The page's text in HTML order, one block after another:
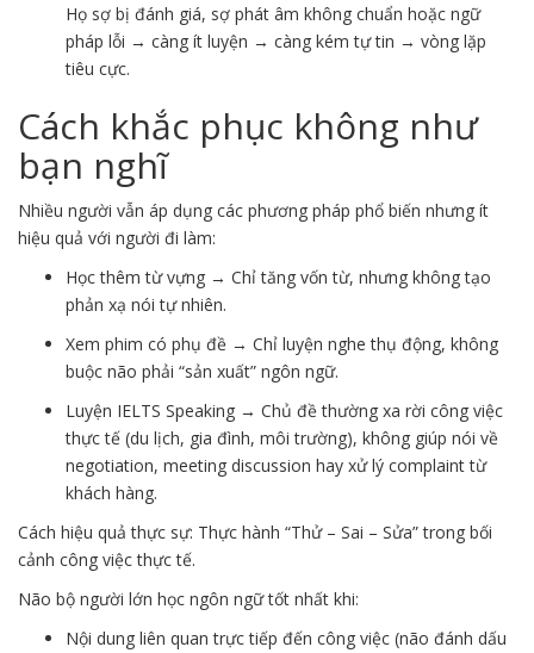
Họ sợ bị đánh giá, sợ phát âm không chuẩn hoặc ngữ
pháp lỗi → càng ít luyện → càng kém tự tin → vòng lặp
tiêu cực.
Cách khắc phục không như
bạn nghĩ
Nhiều người vẫn áp dụng các phương pháp phổ biến nhưng ít
hiệu quả với người đi làm:
Học thêm từ vựng → Chỉ tăng vốn từ, nhưng không tạo
phản xạ nói tự nhiên.
Xem phim có phụ đề → Chỉ luyện nghe thụ động, không
buộc não phải “sản xuất” ngôn ngữ.
Luyện IELTS Speaking → Chủ đề thường xa rời công việc
thực tế (du lịch, gia đình, môi trường), không giúp nói về
negotiation, meeting discussion hay xử lý complaint từ
khách hàng.
Cách hiệu quả thực sự: Thực hành “Thử – Sai – Sửa” trong bối
cảnh công việc thực tế.
Não bộ người lớn học ngôn ngữ tốt nhất khi:
Nội dung liên quan trực tiếp đến công việc (não đánh dấu